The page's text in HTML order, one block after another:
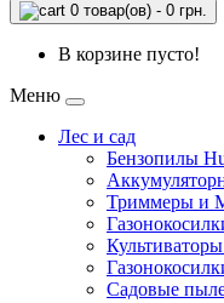
0 товар(ов) - 0 грн.
В корзине пусто!
Меню
Лес и сад
Бензопилы
Триммеры и
Садовые